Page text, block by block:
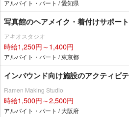
アルバイト・パート / 愛知県
写真館のヘアメイク・着付けサポー
アキオスタジオ
時給1,250円～1,400円
アルバイト・パート / 東京都
インバウンド向け施設のアクティビ
Ramen Making Studio
時給1,500円～2,500円
アルバイト・パート / 大阪府